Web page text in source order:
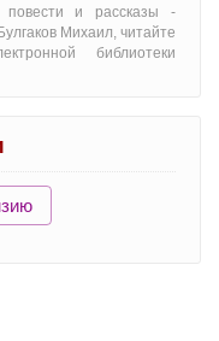
повести и рассказы -
Михаил, читайте
библиотеки